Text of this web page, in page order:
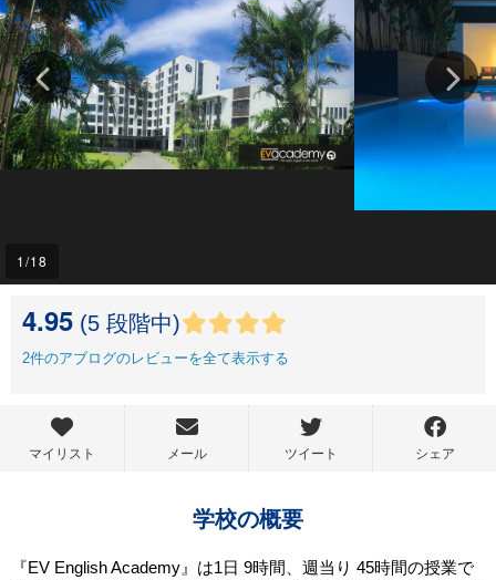
1/18
4.95 (5 段階中)
2件のアブログのレビューを全て表示する
マイリスト メール ツイート シェア
学校の概要
『EV English Academy』は1日 9時間、週当り 45時間の授業で